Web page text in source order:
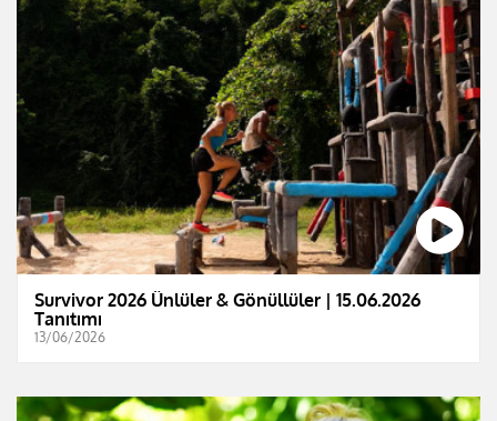
Survivor 2026 Ünlüler & Gönüllüler | 15.06.2026
Tanıtımı
13/06/2026